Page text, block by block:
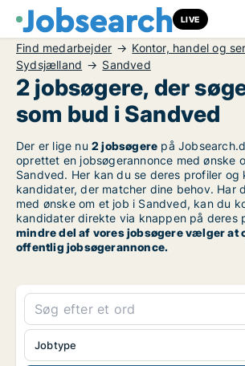
LIVE
Find medarbejder Kontor, handel og
Sydsjælland
Sandved
2 jobsøgere, der
som bud i Sandved
Der er lige nu 2 jobsøgere på
oprettet en jobsøgerannonce med ønske
Sandved. Her kan du se deres profiler og
kandidater, der matcher dine behov. Har
med ønske om et job i Sandved, kan du
kandidater direkte via knappen på deres
mindre del af vores jobsøgere vælger at
offentlig jobsøgerannonce.
Jobtype